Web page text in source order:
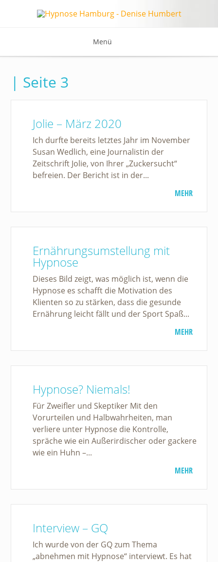
Menü
| Seite 3
Jolie – März 2020
Ich durfte bereits letztes Jahr im November
Susan Wedlich, eine Journalistin der
Zeitschrift Jolie, von Ihrer „Zuckersucht“
befreien. Der Bericht ist in der...
MEHR
Ernährungsumstellung mit
Hypnose
Dieses Bild zeigt, was möglich ist, wenn die
Hypnose es schafft die Motivation des
Klienten so zu stärken, dass die gesunde
Ernährung leicht fällt und der Sport Spaß...
MEHR
Hypnose? Niemals!
Für Zweifler und Skeptiker Mit den
Vorurteilen und Halbwahrheiten, man
verliere unter Hypnose die Kontrolle,
spräche wie ein Außerirdischer oder gackere
wie ein Huhn –...
MEHR
Interview – GQ
Ich wurde von der GQ zum Thema
„abnehmen mit Hypnose“ interviewt. Es hat